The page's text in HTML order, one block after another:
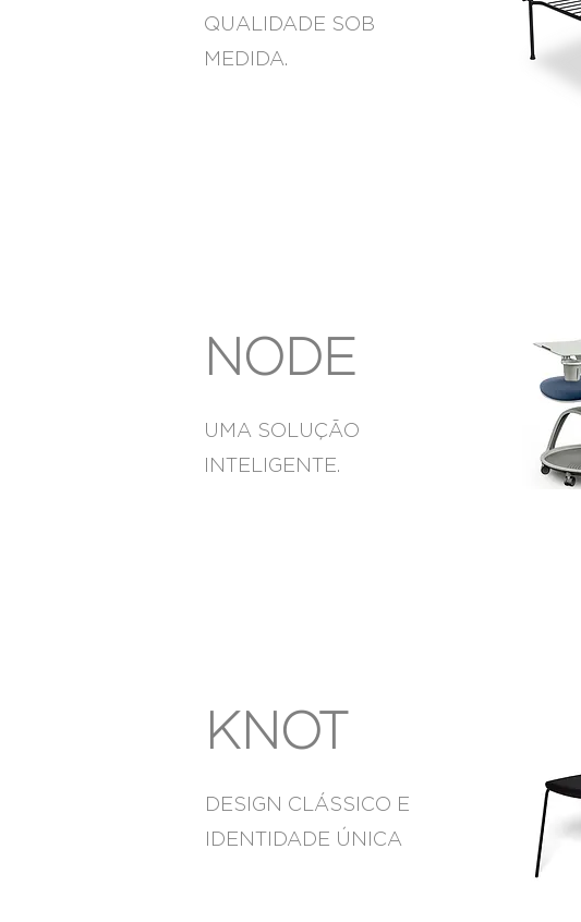
QUALIDADE SOB
MEDIDA.
NODE
UMA SOLUÇÃO
INTELIGENTE.
KNOT
DESIGN CLÁSSICO E
IDENTIDADE ÚNICA